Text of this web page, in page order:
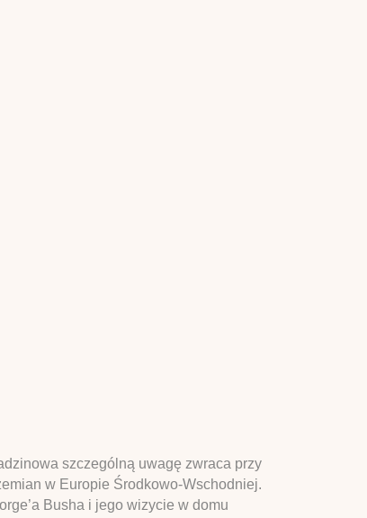
szczególną uwagę zwraca przy
w Europie Środkowo-Wschodniej.
Busha i jego wizycie w domu